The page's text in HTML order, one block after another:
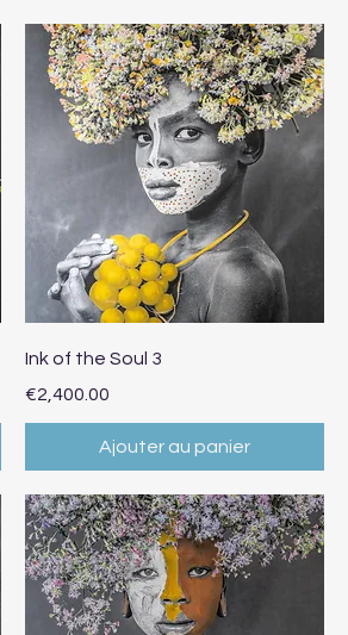
Aperçu rapide
Ink of the Soul 3
Prix
€2,400.00
Ajouter au panier